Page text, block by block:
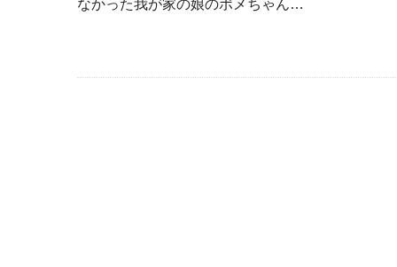
なかった我が家の娘のポメちゃん…